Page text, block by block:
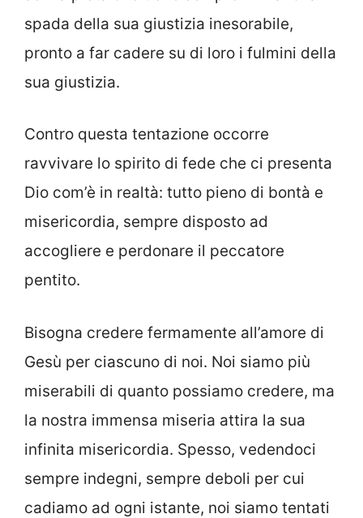
spada della sua giustizia inesorabile,
pronto a far cadere su di loro i fulmini della
sua giustizia.
Contro questa tentazione occorre
ravvivare lo spirito di fede che ci presenta
Dio com’è in realtà: tutto pieno di bontà e
misericordia, sempre disposto ad
accogliere e perdonare il peccatore
pentito.
Bisogna credere fermamente all’amore di
Gesù per ciascuno di noi. Noi siamo più
miserabili di quanto possiamo credere, ma
la nostra immensa miseria attira la sua
infinita misericordia. Spesso, vedendoci
sempre indegni, sempre deboli per cui
cadiamo ad ogni istante, noi siamo tentati